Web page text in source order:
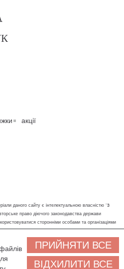
акції
даного сайту є інтелектуальною власністю "3
право діючого законодавства держави
сторонніми особами та організаціями
копіювання, друк та інше використання
цілей повинно супроводжуватись працюючим
(cookies, IP-адреса, місце розташування), щоб вам
ПРИЙНЯТИ ВСЕ
ВІДХИЛИТИ ВСЕ